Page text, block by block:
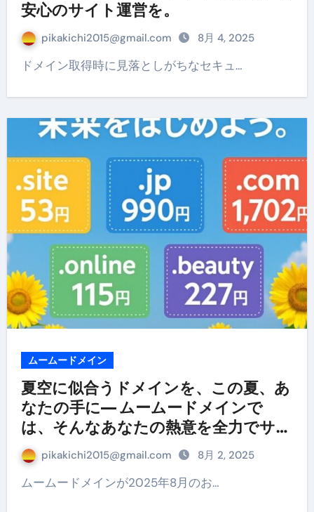
安心のサイト運営を。
pikakichi2015@gmail.com 8月 4, 2025
ドメイン取得時に見落としがちなセキュ…
ムームードメイン
夏空に似合うドメインを、この夏、あ
なたの手に— ムームードメインで
は、そんなあなたの熱意を全力でサポ
ートpikakichi2015@gmail.com 8月 2, 2025
ムームードメインが2025年8月のお…